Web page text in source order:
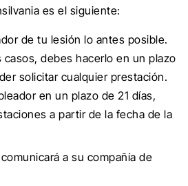
es el siguiente:
de tu lesión lo antes posible.
casos, debes hacerlo en un plazo
solicitar cualquier prestación.
en un plazo de 21 días,
a partir de la fecha de la
a su compañía de